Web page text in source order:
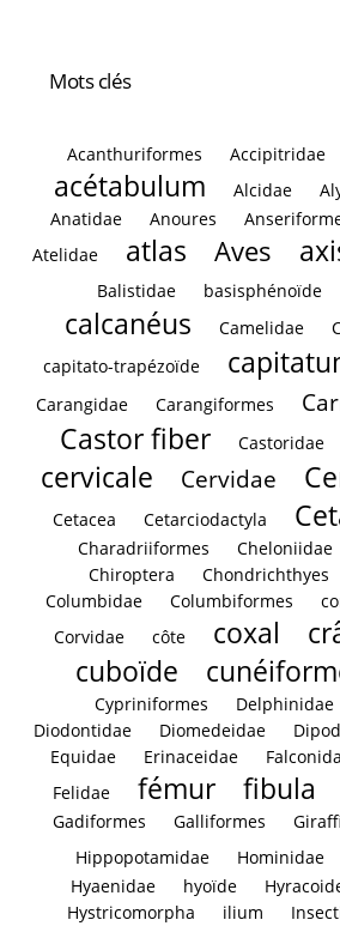
Mots clés
Acanthuriformes Accipitridae
acétabulum Alcidae
Anatidae
Anoures
Atelidae
atlas Aves
Balistidae
basisphénoïde
calcanéus Camelidae
capitato-trapézoïde
Carangidae Carangiformes
Castor fiber
Castoridae
cervicale Cervidae
Cetacea Cetarciodactyla
Charadriiformes Cheloniidae
Chiroptera
Chondrichthyes
Columbidae
Columbiformes
Corvidae
côte coxal
cuboïde
Cypriniformes
Delphinidae
Diodontidae
Diomedeidae
Equidae
Erinaceidae
Felidae
fémur fibula
Gadiformes
Galliformes
Hippopotamidae
Hominidae
Hyaenidae hyoïde
Hystricomorpha
ilium